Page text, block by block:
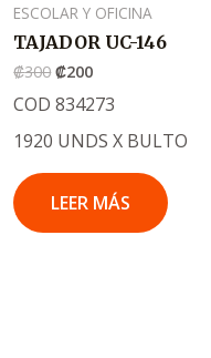
ESCOLAR Y OFICINA
TAJADOR UC-146
₡300 ₡200
COD 834273
1920 UNDS X BULTO
LEER MÁS